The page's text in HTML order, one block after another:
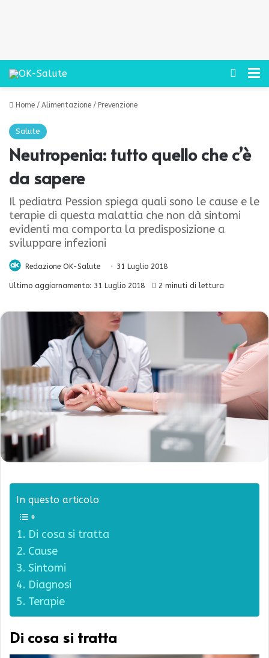
Cerca
Home / Alimentazione / Prevenzione
Salute
Neutropenia: tutto quello che c’è
da sapere
Il pediatra Pession spiega quali sono le cause e le
terapie di questa malattia che non dà sintomi
evidenti ma comporta la predisposizione a
sviluppare infezioni
Redazione OK-Salute 31 Luglio 2018
Ultimo aggiornamento: 31 Luglio 2018 2 minuti di lettura
In questo articolo
Di cosa si tratta
Cause
Sintomi
Diagnosi
Terapie
Di cosa si tratta